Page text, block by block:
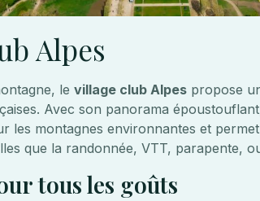
Alpes
le village club Alpes propose
Avec son panorama
les montagnes environnantes et
que la randonnée, VTT, parapente,
tous les goûts